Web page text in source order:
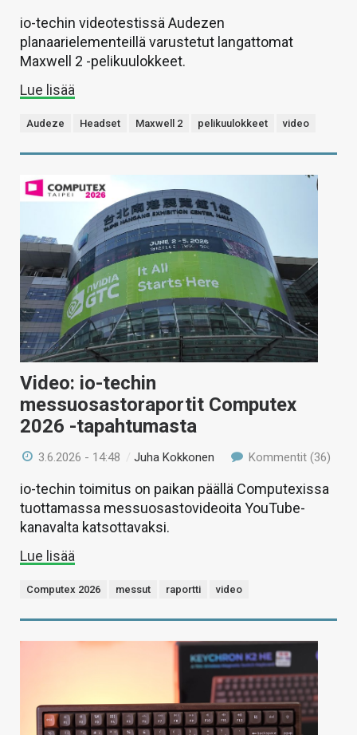
io-techin videotestissä Audezen
planaarielementeillä varustetut langattomat
Maxwell 2 -pelikuulokkeet.
Lue lisää
Audeze Headset Maxwell 2 pelikuulokkeet video
Video: io-techin
messuosastoraportit Computex
2026 -tapahtumasta
3.6.2026 - 14:48 /Juha Kokkonen Kommentit (36)
io-techin toimitus on paikan päällä Computexissa
tuottamassa messuosastovideoita YouTube-
kanavalta katsottavaksi.
Lue lisää
Computex 2026 messut raportti video